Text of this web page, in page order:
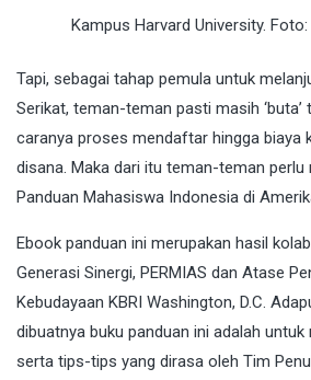
Kampus Harvard University.
Tapi, sebagai tahap pemula untuk
Serikat, teman-teman pasti masih
caranya proses mendaftar hingga biaya
disana. Maka dari itu teman-teman perlu
Panduan Mahasiswa Indonesia di
Ebook panduan ini merupakan hasil
Generasi Sinergi, PERMIAS dan Atase
Kebudayaan KBRI Washington, D.C.
dibuatnya buku panduan ini adalah
serta tips-tips yang dirasa oleh Tim